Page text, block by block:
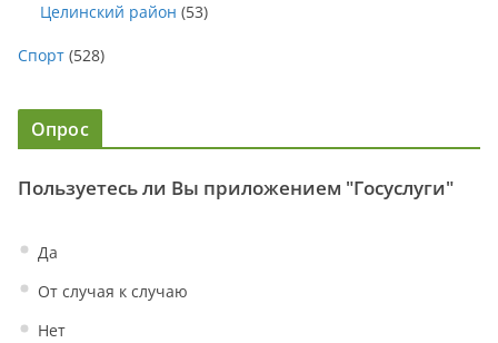
Целинский район (53)
Спорт (528)
Опрос
Пользуетесь ли Вы приложением "Госуслуги"
Да
От случая к случаю
Нет